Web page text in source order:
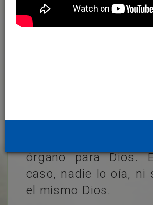
ORACIÓN
TODOS
ACORDÉMONOS DE
en una pequeña
había un joven
órgano para Dios.
caso, nadie lo oía, ni
el mismo Dios.